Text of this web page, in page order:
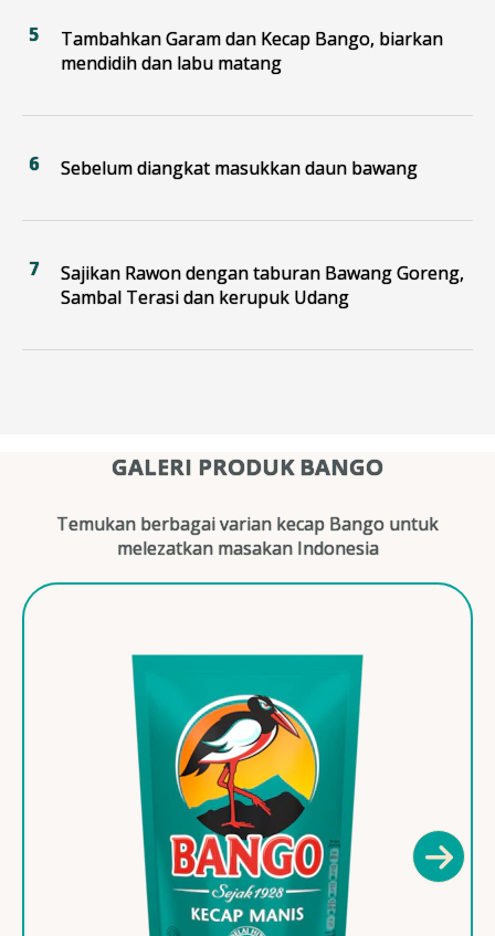
Tambahkan Garam dan Kecap Bango, biarkan
mendidih dan labu matang
Sebelum diangkat masukkan daun bawang
Sajikan Rawon dengan taburan Bawang Goreng,
Sambal Terasi dan kerupuk Udang
GALERI PRODUK BANGO
Temukan berbagai varian kecap Bango untuk
melezatkan masakan Indonesia